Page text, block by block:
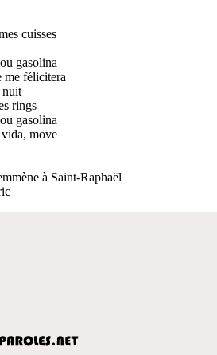
cuisses
gasolina
me félicitera
nuit
rings
gasolina
move
à Saint-Raphaël